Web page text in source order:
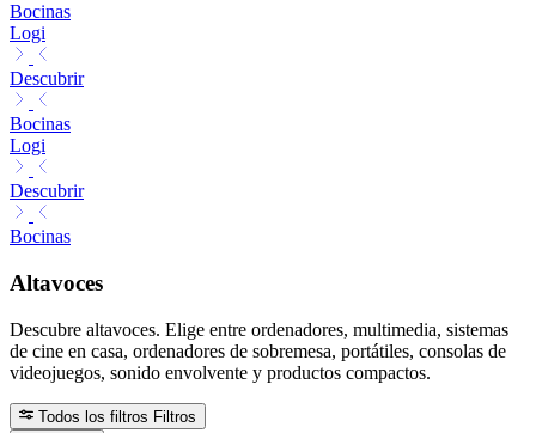
Bocinas
Logi
Descubrir
Bocinas
Logi
Descubrir
Bocinas
Altavoces
Descubre altavoces. Elige entre ordenadores, multimedia, sistemas
de cine en casa, ordenadores de sobremesa, portátiles, consolas de
videojuegos, sonido envolvente y productos compactos.
Todos los filtros Filtros